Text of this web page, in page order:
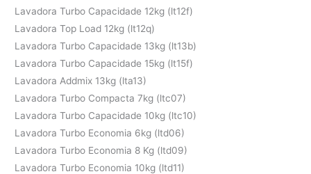
Lavadora Turbo Capacidade 12kg (lt12f)
Lavadora Top Load 12kg (lt12q)
Lavadora Turbo Capacidade 13kg (lt13b)
Lavadora Turbo Capacidade 15kg (lt15f)
Lavadora Addmix 13kg (lta13)
Lavadora Turbo Compacta 7kg (ltc07)
Lavadora Turbo Capacidade 10kg (ltc10)
Lavadora Turbo Economia 6kg (ltd06)
Lavadora Turbo Economia 8 Kg (ltd09)
Lavadora Turbo Economia 10kg (ltd11)